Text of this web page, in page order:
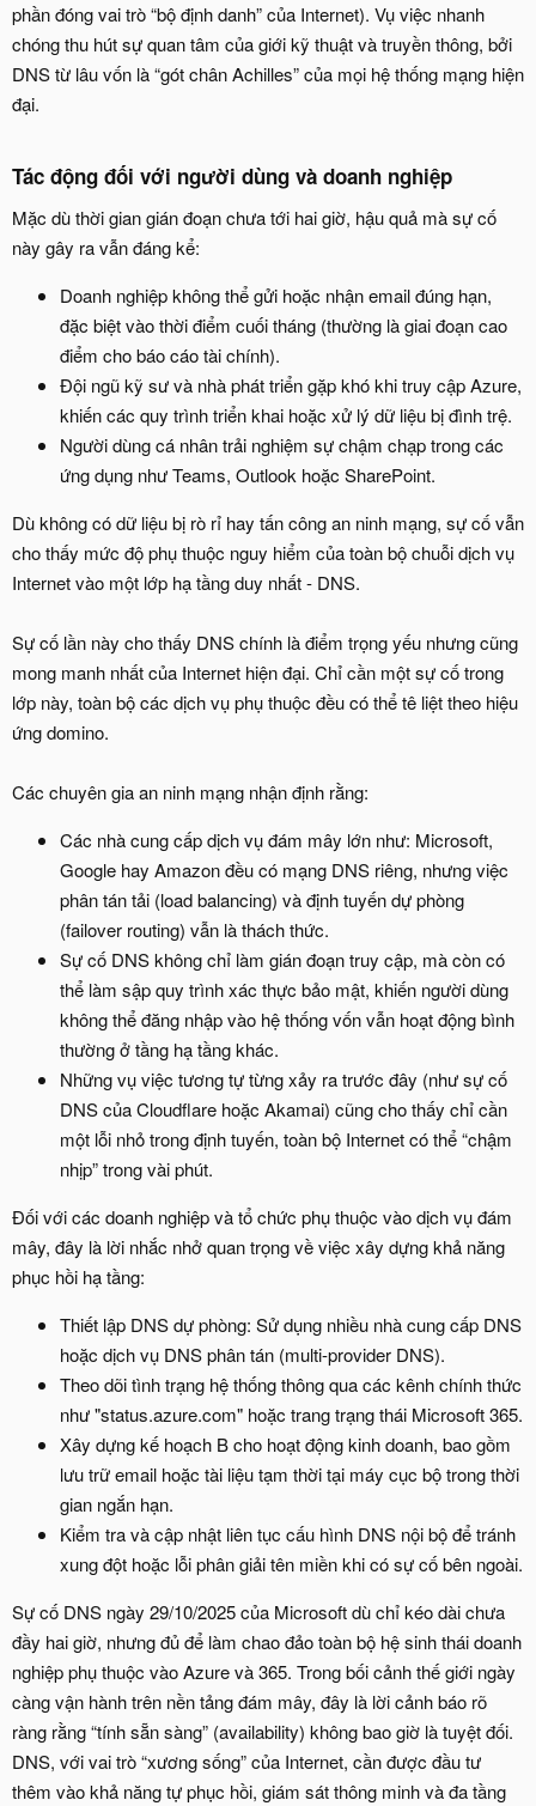
phần đóng vai trò “bộ định danh” của Internet). Vụ việc nhanh
chóng thu hút sự quan tâm của giới kỹ thuật và truyền thông, bởi
DNS từ lâu vốn là “gót chân Achilles” của mọi hệ thống mạng hiện
đại.
Tác động đối với người dùng và doanh nghiệp​
Mặc dù thời gian gián đoạn chưa tới hai giờ, hậu quả mà sự cố
này gây ra vẫn đáng kể:
Doanh nghiệp không thể gửi hoặc nhận email đúng hạn,
đặc biệt vào thời điểm cuối tháng (thường là giai đoạn cao
điểm cho báo cáo tài chính).
Đội ngũ kỹ sư và nhà phát triển gặp khó khi truy cập Azure,
khiến các quy trình triển khai hoặc xử lý dữ liệu bị đình trệ.
Người dùng cá nhân trải nghiệm sự chậm chạp trong các
ứng dụng như Teams, Outlook hoặc SharePoint.
Dù không có dữ liệu bị rò rỉ hay tấn công an ninh mạng, sự cố vẫn
cho thấy mức độ phụ thuộc nguy hiểm của toàn bộ chuỗi dịch vụ
Internet vào một lớp hạ tầng duy nhất - DNS.
Sự cố lần này cho thấy DNS chính là điểm trọng yếu nhưng cũng
mong manh nhất của Internet hiện đại. Chỉ cần một sự cố trong
lớp này, toàn bộ các dịch vụ phụ thuộc đều có thể tê liệt theo hiệu
ứng domino.
Các chuyên gia an ninh mạng nhận định rằng:
Các nhà cung cấp dịch vụ đám mây lớn như: Microsoft,
Google hay Amazon đều có mạng DNS riêng, nhưng việc
phân tán tải (load balancing) và định tuyến dự phòng
(failover routing) vẫn là thách thức.
Sự cố DNS không chỉ làm gián đoạn truy cập, mà còn có
thể làm sập quy trình xác thực bảo mật, khiến người dùng
không thể đăng nhập vào hệ thống vốn vẫn hoạt động bình
thường ở tầng hạ tầng khác.
Những vụ việc tương tự từng xảy ra trước đây (như sự cố
DNS của Cloudflare hoặc Akamai) cũng cho thấy chỉ cần
một lỗi nhỏ trong định tuyến, toàn bộ Internet có thể “chậm
nhịp” trong vài phút.
Đối với các doanh nghiệp và tổ chức phụ thuộc vào dịch vụ đám
mây, đây là lời nhắc nhở quan trọng về việc xây dựng khả năng
phục hồi hạ tầng:
Thiết lập DNS dự phòng: Sử dụng nhiều nhà cung cấp DNS
hoặc dịch vụ DNS phân tán (multi-provider DNS).
Theo dõi tình trạng hệ thống thông qua các kênh chính thức
như "status.azure.com" hoặc trang trạng thái Microsoft 365.
Xây dựng kế hoạch B cho hoạt động kinh doanh, bao gồm
lưu trữ email hoặc tài liệu tạm thời tại máy cục bộ trong thời
gian ngắn hạn.
Kiểm tra và cập nhật liên tục cấu hình DNS nội bộ để tránh
xung đột hoặc lỗi phân giải tên miền khi có sự cố bên ngoài.
Sự cố DNS ngày 29/10/2025 của Microsoft dù chỉ kéo dài chưa
đầy hai giờ, nhưng đủ để làm chao đảo toàn bộ hệ sinh thái doanh
nghiệp phụ thuộc vào Azure và 365. Trong bối cảnh thế giới ngày
càng vận hành trên nền tảng đám mây, đây là lời cảnh báo rõ
ràng rằng “tính sẵn sàng” (availability) không bao giờ là tuyệt đối.
DNS, với vai trò “xương sống” của Internet, cần được đầu tư
thêm vào khả năng tự phục hồi, giám sát thông minh và đa tầng